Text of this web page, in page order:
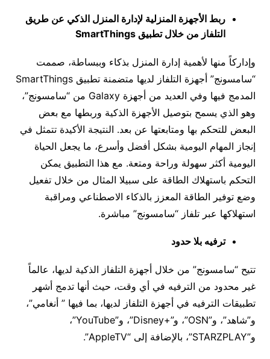
ربط الأجهزة المنزلية لإدارة المنزل الذكي عن طريق
التلفاز من خلال تطبيق SmartThings
وإداركاً منها لأهمية إدارة المنزل بذكاء وببساطة، صممت
“سامسونج” أجهزة التلفاز لديها متضمنة تطبيق SmartThings
المدمج فيها وفي العديد من أجهزة Galaxy من “سامسونج”،
وهو الذي يسمح بتوصيل الأجهزة الذكية وربطها مع بعض
البعض للتحكم بها ومتابعتها عن بعد. النتيجة الأكيدة تتمثل في
إنجاز المهام اليومية بشكل أفضل وأسرع، ما يجعل الحياة
اليومية أكثر سهولة وراحة ومتعة. مع هذا التطبيق يمكن
التحكم باستهلاك الطاقة على سبيلا المثال من خلال تفعيل
وضع توفير الطاقة المعزز بالذكاء الاصطناعي ومراقبة
استهلاكها عبر تلفاز “سامسونج” مباشرة.
ترفيه بلا حدود
تتيح “سامسونج” من خلال أجهزة التلفاز الذكية لديها، عالماً
غير محدود من الترفيه في أي وقت، حيث أنها تدمج أشهر
تطبيقات الترفيه في أجهزة التلفاز لديها، بما فيها ” أنغامي”،
و”شاهد”، و”OSN”، و”+Disney”، و”YouTube”،
و”STARZPLAY”، بالإضافة إلى “AppleTV”.